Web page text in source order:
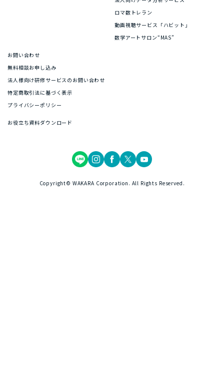
ロマ数トレラン
動画視聴サービス「ハビット」
数学アートサロン“MAS”
お問い合わせ
無料相談お申し込み
法人様向け研修サービスのお問い合わせ
特定商取引法に基づく表示
プライバシーポリシー
お役立ち資料ダウンロード
Copyright© WAKARA Corporation. All Rights Reserved.